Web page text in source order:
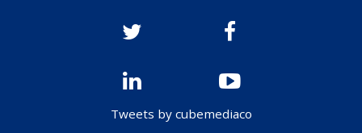
Tweets by cubemediaco